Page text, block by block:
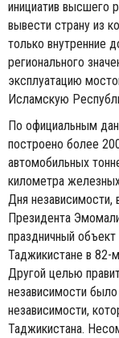
инициатив высшего
вывести страну из
только внутренние
регионального
эксплуатацию
Исламскую
По официальным
построено более
автомобильных
километра
Дня независимости,
Президента
праздничный
Таджикистане в 82-
Другой целью
независимости
независимости,
Таджикистана.